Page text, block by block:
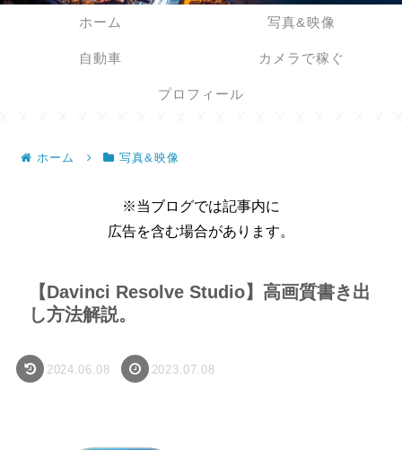
ホーム 写真&映像
自動車 カメラで稼ぐ
プロフィール
ホーム 写真&映像
※当ブログでは記事内に
広告を含む場合があります。
【Davinci Resolve Studio】高画質書き出
し方法解説。
2024.06.08 2023.07.08